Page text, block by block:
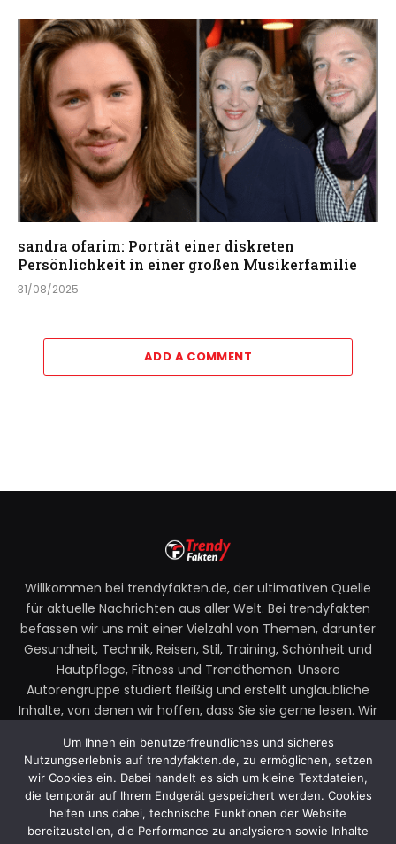
sandra ofarim: Porträt einer diskreten
Persönlichkeit in einer großen Musikerfamilie
31/08/2025
ADD A COMMENT
Willkommen bei trendyfakten.de, der ultimativen Quelle
für aktuelle Nachrichten aus aller Welt. Bei trendyfakten
befassen wir uns mit einer Vielzahl von Themen, darunter
Gesundheit, Technik, Reisen, Stil, Training, Schönheit und
Hautpflege, Fitness und Trendthemen. Unsere
Autorengruppe studiert fleißig und erstellt unglaubliche
Inhalte, von denen wir hoffen, dass Sie sie gerne lesen. Wir
Zögern Sie also nicht, uns Ihre Gedanken zu unseren
Beiträgen mitzuteilen.
Email:faktentrendy@gmail.com
Um Ihnen ein benutzerfreundliches und sicheres
Nutzungserlebnis auf trendyfakten.de, zu ermöglichen, setzen
wir Cookies ein. Dabei handelt es sich um kleine Textdateien,
die temporär auf Ihrem Endgerät gespeichert werden. Cookies
helfen uns dabei, technische Funktionen der Website
bereitzustellen, die Performance zu analysieren sowie Inhalte